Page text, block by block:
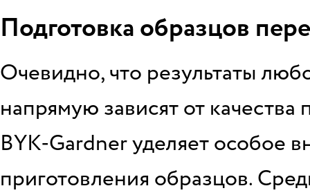
Подготовка образцов
Очевидно, что результаты
напрямую зависят от
BYK-Gardner уделяет особое
приготовления образцов.